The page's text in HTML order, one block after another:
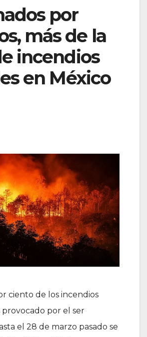
por
más de la
incendios
en México
ciento de los incendios
provocado por el ser
el 28 de marzo pasado se